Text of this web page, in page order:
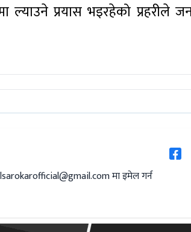
ल्याउने प्रयास भइरहेको प्रहरीले
मा इमेल गर्न